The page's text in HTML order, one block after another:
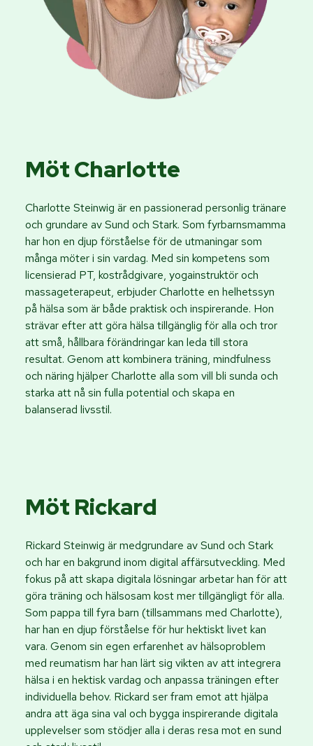
Möt Charlotte
Charlotte Steinwig är en passionerad personlig tränare
och grundare av Sund och Stark. Som fyrbarnsmamma
har hon en djup förståelse för de utmaningar som
många möter i sin vardag. Med sin kompetens som
licensierad PT, kostrådgivare, yogainstruktör och
massageterapeut, erbjuder Charlotte en helhetssyn
på hälsa som är både praktisk och inspirerande. Hon
strävar efter att göra hälsa tillgänglig för alla och tror
att små, hållbara förändringar kan leda till stora
resultat. Genom att kombinera träning, mindfulness
och näring hjälper Charlotte alla som vill bli sunda och
starka att nå sin fulla potential och skapa en
balanserad livsstil.
Möt Rickard
Rickard Steinwig är medgrundare av Sund och Stark
och har en bakgrund inom digital affärsutveckling. Med
fokus på att skapa digitala lösningar arbetar han för att
göra träning och hälsosam kost mer tillgängligt för alla.
Som pappa till fyra barn (tillsammans med Charlotte),
har han en djup förståelse för hur hektiskt livet kan
vara. Genom sin egen erfarenhet av hälsoproblem
med reumatism har han lärt sig vikten av att integrera
hälsa i en hektisk vardag och anpassa träningen efter
individuella behov. Rickard ser fram emot att hjälpa
andra att äga sina val och bygga inspirerande digitala
upplevelser som stödjer alla i deras resa mot en sund